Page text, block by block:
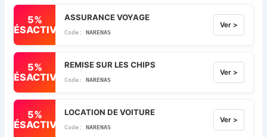
5%
DÉSACTIVÉ
ASSURANCE VOYAGE
NARENAS
Ver >
5%
DÉSACTIVÉ
REMISE SUR LES CHIPS
NARENAS
Ver >
5%
DÉSACTIVÉ
LOCATION DE VOITURE
NARENAS
Ver >